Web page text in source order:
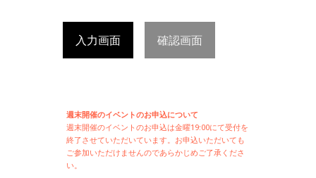
入力画面 確認画面
週末開催のイベントのお申込について
週末開催のイベントのお申込は金曜19:00にて受付を
終了させていただいています。お申込いただいても
ご参加いただけませんのであらかじめご了承くださ
い。